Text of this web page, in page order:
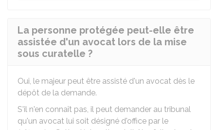
La personne protégée peut-elle être
assistée d'un avocat lors de la mise
sous curatelle ?
Oui, le majeur peut être assisté d'un avocat dès le
dépôt de la demande.
S'il n'en connaît pas, il peut demander au tribunal
qu'un avocat lui soit désigné d'office par le